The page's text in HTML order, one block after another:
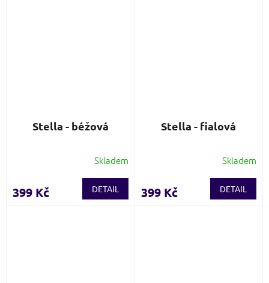
Stella - béžová
Skladem
399 Kč DETAIL
Stella - fialová
Skladem
399 Kč DETAIL